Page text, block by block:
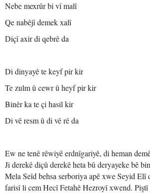
Nebe mexrûr bi vî malî
Qe nabêjî demek xalî
Diçî axir di qebrê da
Di dinyayê te keyf pir kir
Te zulm û cewr û heyf pir kir
Binêr ka te çi hasil kir
Di vê resm û di vê rê da
Ew ne tenê rêwiyê erdnîgariyê, di heman
Ji derekê diçû derekê heta bû deryayeke bê
Mela Seîd behsa serboriya apê xwe Seyid Elî
farisî li cem Hecî Fetahê Hezroyî xwend.